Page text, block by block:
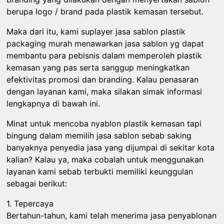
berupa logo / brand pada plastik kemasan tersebut.
Maka dari itu, kami suplayer jasa sablon plastik
packaging murah menawarkan jasa sablon yg dapat
membantu para pebisnis dalam memperoleh plastik
kemasan yang pas serta sanggup meningkatkan
efektivitas promosi dan branding. Kalau penasaran
dengan layanan kami, maka silakan simak informasi
lengkapnya di bawah ini.
Minat untuk mencoba nyablon plastik kemasan tapi
bingung dalam memilih jasa sablon sebab saking
banyaknya penyedia jasa yang dijumpai di sekitar kota
kalian? Kalau ya, maka cobalah untuk menggunakan
layanan kami sebab terbukti memiliki keunggulan
sebagai berikut:
1. Tepercaya
Bertahun-tahun, kami telah menerima jasa penyablonan